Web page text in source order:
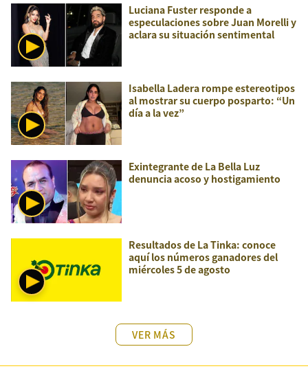
Luciana Fuster responde a
especulaciones sobre Juan Morelli y
aclara su situación sentimental
Isabella Ladera rompe estereotipos
al mostrar su cuerpo posparto: “Un
día a la vez”
Exintegrante de La Bella Luz
denuncia acoso y hostigamiento
Resultados de La Tinka: conoce
aquí los números ganadores del
miércoles 5 de agosto
VER MÁS